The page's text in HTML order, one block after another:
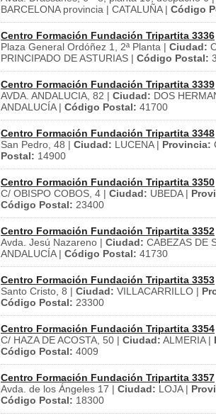
BARCELONA provincia | CATALUÑA | Código
Centro Formación Fundación Tripartita 3336
Plaza General Ordóñez 1, 2ª Planta | Ciudad:
PRINCIPADO DE ASTURIAS | Código Postal:
Centro Formación Fundación Tripartita 3339
AVDA. ANDALUCIA, 82 | Ciudad: DOS
ANDALUCÍA | Código Postal: 41700
Centro Formación Fundación Tripartita 3348
San Pedro, 48 | Ciudad: LUCENA | Provincia:
Postal: 14900
Centro Formación Fundación Tripartita 3350
C/ OBISPO COBOS, 4 | Ciudad: UBEDA |
Código Postal: 23400
Centro Formación Fundación Tripartita 3352
Avda. Jesú Nazareno | Ciudad: CABEZAS DE
ANDALUCÍA | Código Postal: 41730
Centro Formación Fundación Tripartita 3353
Santo Cristo, 8 | Ciudad: VILLACARRILLO |
Código Postal: 23300
Centro Formación Fundación Tripartita 3354
C/ HAZA DE ACOSTA, 50 | Ciudad: ALMERIA |
Código Postal: 4009
Centro Formación Fundación Tripartita 3357
Avda. de los Ángeles 17 | Ciudad: LOJA |
Código Postal: 18300